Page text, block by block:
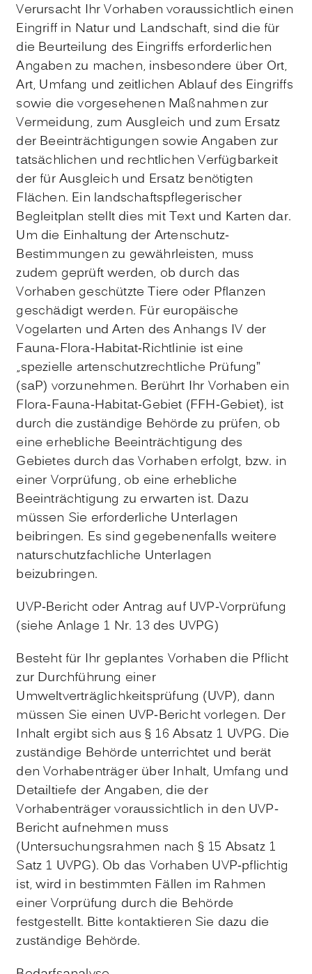
Verursacht Ihr Vorhaben voraussichtlich einen
Eingriff in Natur und Landschaft, sind die für
die Beurteilung des Eingriffs erforderlichen
Angaben zu machen, insbesondere über Ort,
Art, Umfang und zeitlichen Ablauf des Eingriffs
sowie die vorgesehenen Maßnahmen zur
Vermeidung, zum Ausgleich und zum Ersatz
der Beeinträchtigungen sowie Angaben zur
tatsächlichen und rechtlichen Verfügbarkeit
der für Ausgleich und Ersatz benötigten
Flächen. Ein landschaftspflegerischer
Begleitplan stellt dies mit Text und Karten dar.
Um die Einhaltung der Artenschutz-
Bestimmungen zu gewährleisten, muss
zudem geprüft werden, ob durch das
Vorhaben geschützte Tiere oder Pflanzen
geschädigt werden. Für europäische
Vogelarten und Arten des Anhangs IV der
Fauna-Flora-Habitat-Richtlinie ist eine
„spezielle artenschutzrechtliche Prüfung”
(saP) vorzunehmen. Berührt Ihr Vorhaben ein
Flora-Fauna-Habitat-Gebiet (FFH-Gebiet), ist
durch die zuständige Behörde zu prüfen, ob
eine erhebliche Beeinträchtigung des
Gebietes durch das Vorhaben erfolgt, bzw. in
einer Vorprüfung, ob eine erhebliche
Beeinträchtigung zu erwarten ist. Dazu
müssen Sie erforderliche Unterlagen
beibringen. Es sind gegebenenfalls weitere
naturschutzfachliche Unterlagen
beizubringen.
UVP-Bericht oder Antrag auf UVP-Vorprüfung
(siehe Anlage 1 Nr. 13 des UVPG)
Besteht für Ihr geplantes Vorhaben die Pflicht
zur Durchführung einer
Umweltverträglichkeitsprüfung (UVP), dann
müssen Sie einen UVP-Bericht vorlegen. Der
Inhalt ergibt sich aus § 16 Absatz 1 UVPG. Die
zuständige Behörde unterrichtet und berät
den Vorhabenträger über Inhalt, Umfang und
Detailtiefe der Angaben, die der
Vorhabenträger voraussichtlich in den UVP-
Bericht aufnehmen muss
(Untersuchungsrahmen nach § 15 Absatz 1
Satz 1 UVPG). Ob das Vorhaben UVP-pflichtig
ist, wird in bestimmten Fällen im Rahmen
einer Vorprüfung durch die Behörde
festgestellt. Bitte kontaktieren Sie dazu die
zuständige Behörde.